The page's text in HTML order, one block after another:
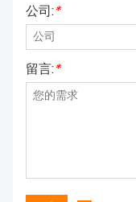
公司:*
留言:*